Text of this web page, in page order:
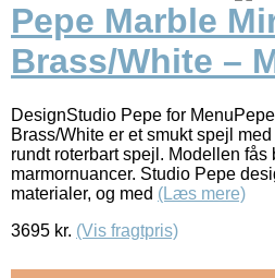
Pepe Marble
Brass/White –
DesignStudio Pepe for MenuPepe
Brass/White er et smukt spejl
rundt roterbart spejl. Modellen
marmornuancer. Studio Pepe
materialer, og med (Læs mere)
3695 kr. (Vis fragtpris)